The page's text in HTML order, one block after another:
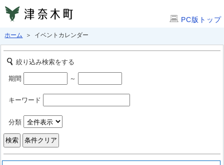
PC版トップ
ホーム ＞ イベントカレンダー
絞り込み検索をする
期間 ～
キーワード
分類